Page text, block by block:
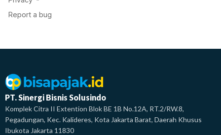
PT. Sinergi Bisnis Solusindo
Komplek Citra II Extention Blok BE 1B No.12A, RT.2/RW.8,
Pegadungan, Kec. Kalideres, Kota Jakarta Barat, Daerah Khusus
Ibukota Jakarta 11830